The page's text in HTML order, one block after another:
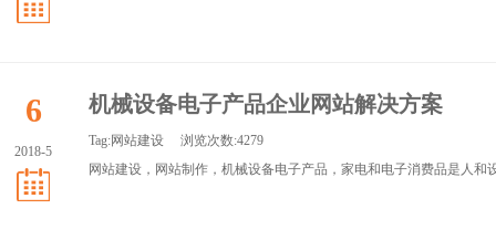
6
2018-5
机械设备电子产品企业网站解决方案
Tag:网站建设 浏览次数:4279
网站建设，网站制作，机械设备电子产品，​家电和电子消费品是人